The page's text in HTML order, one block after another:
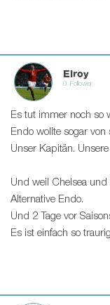
Elroy
0 Follower
Es tut immer noch so
Endo wollte sogar von
Unser Kapitän.
Und weil Chelsea
Alternative Endo.
Und 2 Tage vor
Es ist einfach so